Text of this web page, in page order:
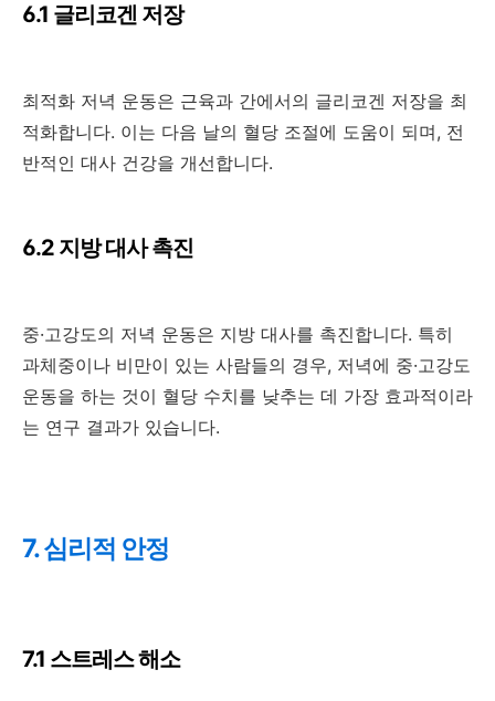
6.1 글리코겐 저장
최적화 저녁 운동은 근육과 간에서의 글리코겐 저장을 최
적화합니다. 이는 다음 날의 혈당 조절에 도움이 되며, 전
반적인 대사 건강을 개선합니다.
6.2 지방 대사 촉진
중·고강도의 저녁 운동은 지방 대사를 촉진합니다. 특히
과체중이나 비만이 있는 사람들의 경우, 저녁에 중·고강도
운동을 하는 것이 혈당 수치를 낮추는 데 가장 효과적이라
는 연구 결과가 있습니다.
7. 심리적 안정
7.1 스트레스 해소